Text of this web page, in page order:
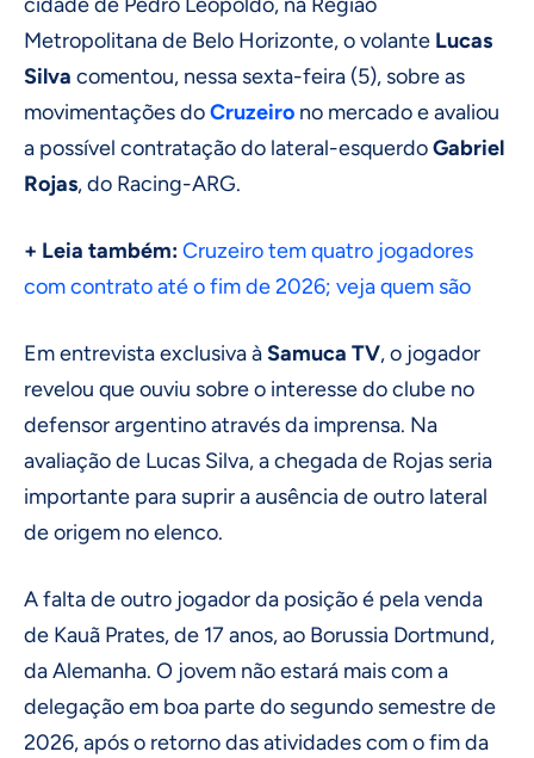
Metropolitana de Belo Horizonte, o volante Lucas
Silva comentou, nessa sexta-feira (5), sobre as
movimentações doCruzeiro no mercado e avaliou
a possível contratação do lateral-esquerdoGabriel
Rojas, do Racing-ARG.
+ Leia também:Cruzeiro tem quatro jogadores
com contrato até o fim de 2026; veja quem são
Em entrevista exclusiva àSamuca TV, o jogador
revelou que ouviu sobre o interesse do clube no
defensor argentino através da imprensa. Na
avaliação de Lucas Silva, a chegada de Rojas seria
importante para suprir a ausência de outro lateral
de origem no elenco.
A falta de outro jogador da posição é pela venda
de Kauã Prates, de 17 anos, ao Borussia Dortmund,
da Alemanha. O jovem não estará mais com a
delegação em boa parte do segundo semestre de
2026, após o retorno das atividades com o fim da